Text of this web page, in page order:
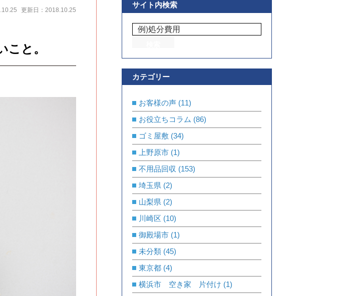
更新日：2018.10.25
と。
サイト内検索
カテゴリー
お客様の声 (11)
お役立ちコラム (86)
ゴミ屋敷 (34)
上野原市 (1)
不用品回収 (153)
埼玉県 (2)
山梨県 (2)
川崎区 (10)
御殿場市 (1)
未分類 (45)
東京都 (4)
横浜市 空き家 片付け (1)